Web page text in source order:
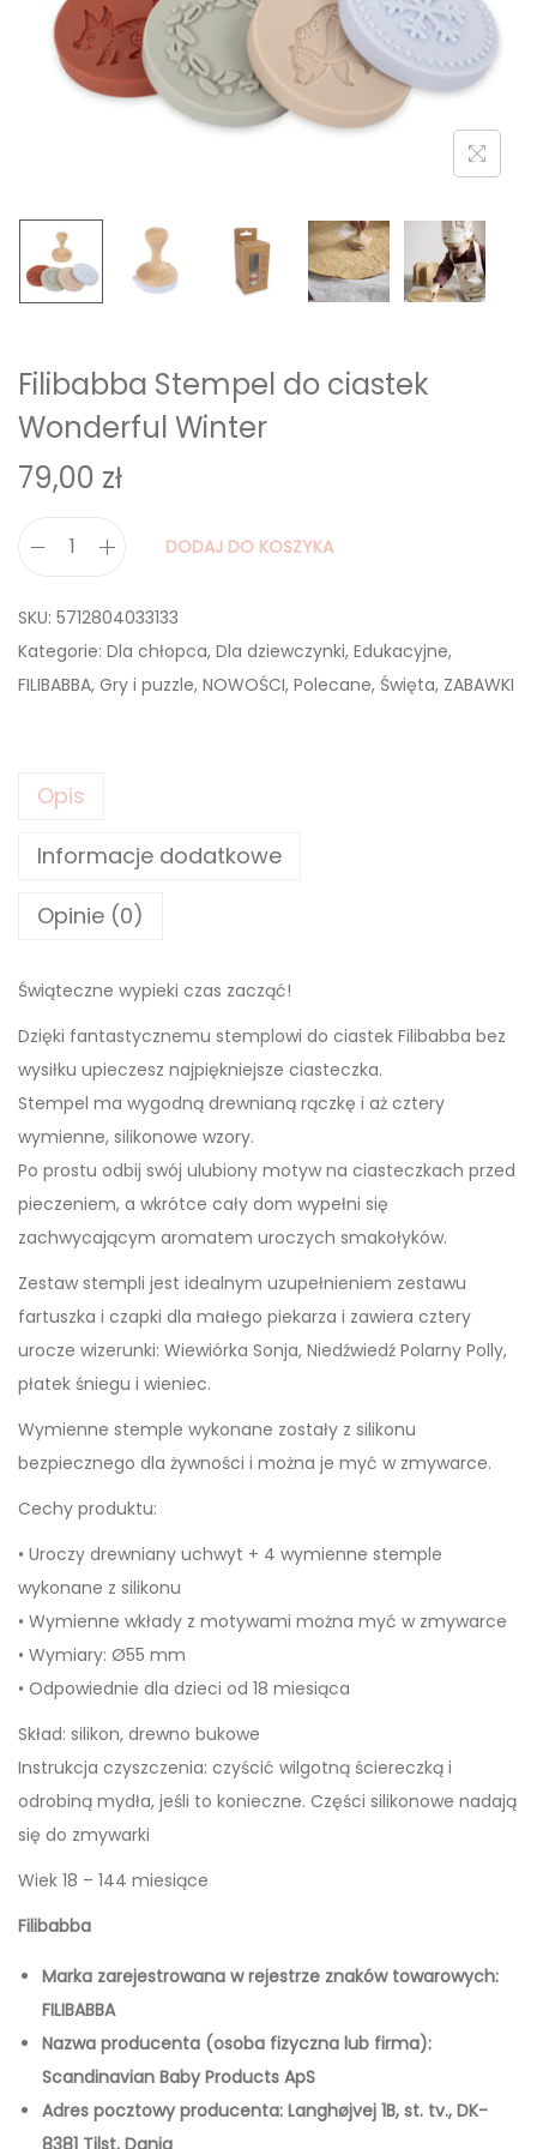
n
Filibabba Stempel do ciastek
Wonderful Winter
79,00 zł
o
ś
ć
l
b
b
a
S
t
e
m
p
e
l
s
t
e
W
r
f
u
l
W
n
t
e
r
DODAJ DO KOSZYKA
SKU: 5712804033133
Kategorie: Dla chłopca, Dla dziewczynki, Edukacyjne,
FILIBABBA, Gry i puzzle, NOWOŚCI, Polecane, Święta, ZABAWKI
Opis
Informacje dodatkowe
Opinie (0)
Świąteczne wypieki czas zacząć!
Dzięki fantastycznemu stemplowi do ciastek Filibabba bez
wysiłku upieczesz najpiękniejsze ciasteczka.
Stempel ma wygodną drewnianą rączkę i aż cztery
wymienne, silikonowe wzory.
Po prostu odbij swój ulubiony motyw na ciasteczkach przed
pieczeniem, a wkrótce cały dom wypełni się
zachwycającym aromatem uroczych smakołyków.
Zestaw stempli jest idealnym uzupełnieniem zestawu
fartuszka i czapki dla małego piekarza i zawiera cztery
urocze wizerunki: Wiewiórka Sonja, Niedźwiedź Polarny Polly,
płatek śniegu i wieniec.
Wymienne stemple wykonane zostały z silikonu
bezpiecznego dla żywności i można je myć w zmywarce.
Cechy produktu:
• Uroczy drewniany uchwyt + 4 wymienne stemple
wykonane z silikonu
• Wymienne wkłady z motywami można myć w zmywarce
• Wymiary: Ø55 mm
• Odpowiednie dla dzieci od 18 miesiąca
Skład: silikon, drewno bukowe
Instrukcja czyszczenia: czyścić wilgotną ściereczką i
odrobiną mydła, jeśli to konieczne. Części silikonowe nadają
się do zmywarki
Wiek 18 – 144 miesiące
Filibabba
Marka zarejestrowana w rejestrze znaków towarowych:
FILIBABBA
Nazwa producenta (osoba fizyczna lub firma):
Scandinavian Baby Products ApS
Adres pocztowy producenta: Langhøjvej 1B, st. tv., DK-
8381 Tilst, Dania